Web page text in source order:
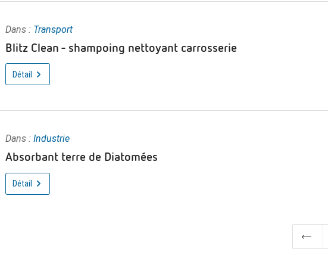
Dans : Transport
Blitz Clean - shampoing nettoyant carrosserie
Détail
Dans : Industrie
Absorbant terre de Diatomées
Détail